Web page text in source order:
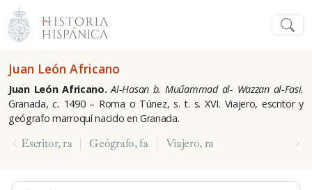
Juan León Africano
Juan León Africano.Al-Hasan b. Muűammad al- Wazzan al-Fasi.
Granada,c. 1490 – Roma o Túnez, s. t. s. XVI. Viajero, escritor y
geógrafo marroquí nacido en Granada.
Escritor, ra Geógrafo, fa Viajero, ra